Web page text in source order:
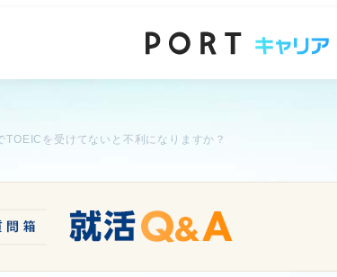
TOEICを受けてないと不利になりますか？